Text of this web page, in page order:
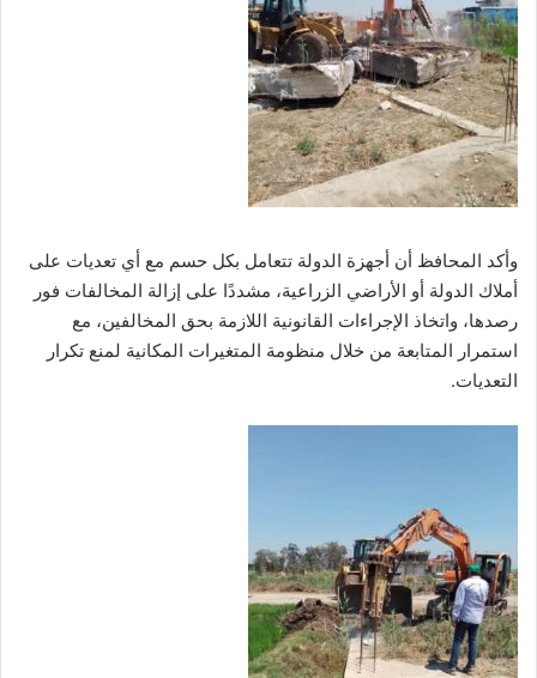
وأكد المحافظ أن أجهزة الدولة تتعامل بكل حسم مع أي تعديات على
أملاك الدولة أو الأراضي الزراعية، مشددًا على إزالة المخالفات فور
رصدها، واتخاذ الإجراءات القانونية اللازمة بحق المخالفين، مع
استمرار المتابعة من خلال منظومة المتغيرات المكانية لمنع تكرار
التعديات.